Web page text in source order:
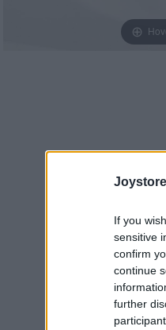
If you
sensitive
confirm
continue
further